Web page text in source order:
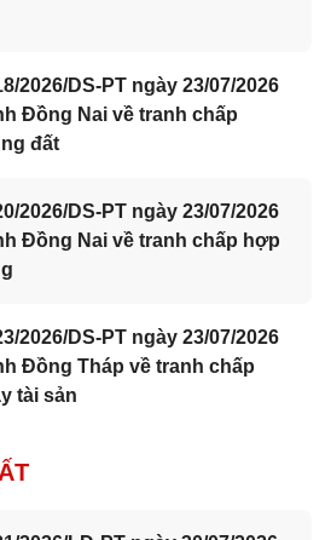
2026/DS-PT ngày 23/07/2026
Đồng Nai về tranh chấp
đất
2026/DS-PT ngày 23/07/2026
Đồng Nai về tranh chấp hợp
2026/DS-PT ngày 23/07/2026
Đồng Tháp về tranh chấp
tài sản